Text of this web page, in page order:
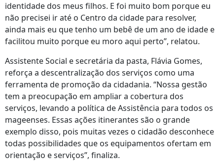
identidade dos meus filhos. E foi muito bom porque eu
não precisei ir até o Centro da cidade para resolver,
ainda mais eu que tenho um bebê de um ano de idade e
facilitou muito porque eu moro aqui perto”, relatou.
Assistente Social e secretária da pasta, Flávia Gomes,
reforça a descentralização dos serviços como uma
ferramenta de promoção da cidadania. “Nossa gestão
tem a preocupação em ampliar a cobertura dos
serviços, levando a política de Assistência para todos os
mageenses. Essas ações itinerantes são o grande
exemplo disso, pois muitas vezes o cidadão desconhece
todas possibilidades que os equipamentos ofertam em
orientação e serviços”, finaliza.